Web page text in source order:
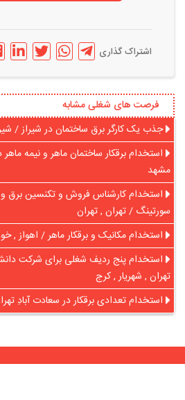
اشتراک گذاری
فرصت های شغلی مشابه
جذب یک کارگر برق ساختمان در شیراز /
استخدام برقکار ساختمان ماهر و نیمه
مشهد
استخدام کارشناس فروش و تکنسین برق و
سورتینگ / تهران , تهران
استخدام مکانیک و برقکار ماهر / اهواز ,
استخدام پنج ردیف شغلی برای شرکت
تهران , شهریار , کرج
استخدام تعدادی برقکار در سعادت آبادِ